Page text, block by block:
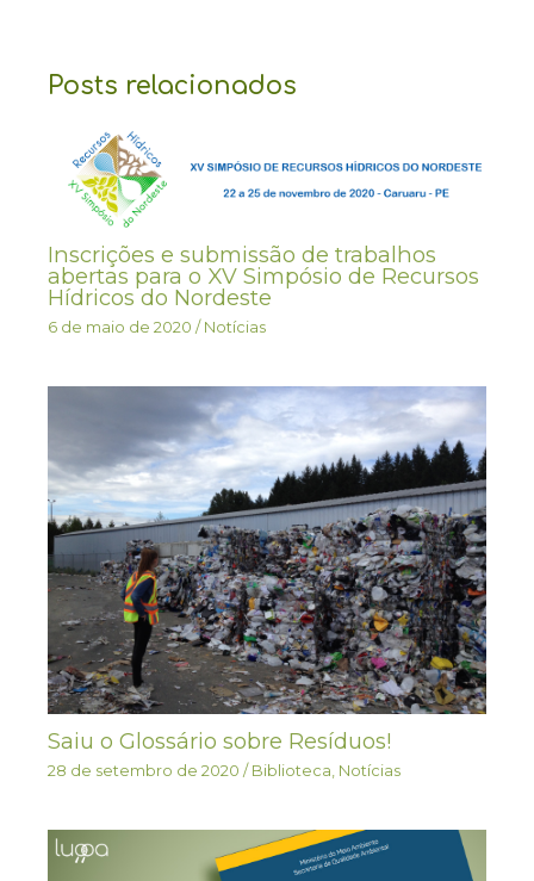
Posts relacionados
Inscrições e submissão de trabalhos
abertas para o XV Simpósio de Recursos
Hídricos do Nordeste
6 de maio de 2020/ Notícias
Saiu o Glossário sobre Resíduos!
28 de setembro de 2020/ Biblioteca, Notícias